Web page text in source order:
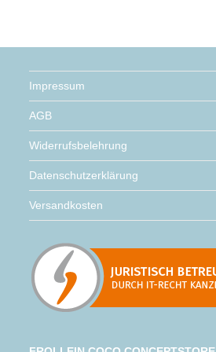
Impressum
AGB
Widerrufsbelehrung
Datenschutzerklärung
Versandkosten